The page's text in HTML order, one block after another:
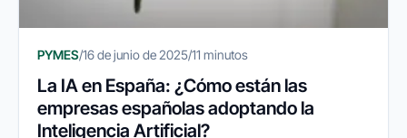
PYMES/16 de junio de 2025/11 minutos
La IA en España: ¿Cómo están las
empresas españolas adoptando la
Inteligencia Artificial?